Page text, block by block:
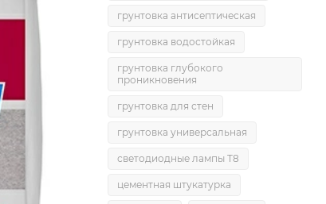
грунтовка антисептическая
грунтовка водостойкая
грунтовка глубокого
проникновения
грунтовка для стен
грунтовка универсальная
светодиодные лампы T8
цементная штукатурка